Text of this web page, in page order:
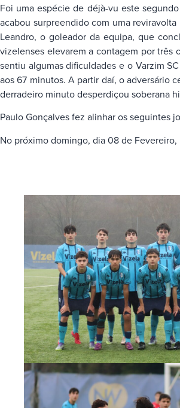
Foi uma espécie de déjà-vu este
acabou surpreendido com uma
Leandro, o goleador da equipa, que
vizelenses elevarem a contagem por três
sentiu algumas dificuldades e o Varzim
aos 67 minutos. A partir daí, o adversário
derradeiro minuto desperdiçou soberana
Paulo Gonçalves fez alinhar os seguintes
No próximo domingo, dia 08 de Fevereiro,